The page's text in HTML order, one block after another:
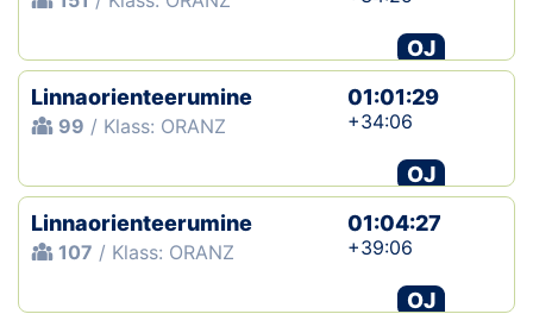
OJ
Linnaorienteerumine
99 / Klass: ORANZ
01:01:29
+34:06
OJ
Linnaorienteerumine
107 / Klass: ORANZ
01:04:27
+39:06
OJ